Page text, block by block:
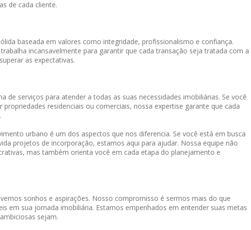
de cada cliente.
baseada em valores como integridade, profissionalismo e confiança.
incansavelmente para garantir que cada transação seja tratada com a
as expectativas.
de serviços para atender a todas as suas necessidades imobiliárias. Se você
residenciais ou comerciais, nossa expertise garante que cada
urbano é um dos aspectos que nos diferencia. Se você está em busca
projetos de incorporação, estamos aqui para ajudar. Nossa equipe não
mas também orienta você em cada etapa do planejamento e
sonhos e aspirações. Nosso compromisso é sermos mais do que
​​em sua jornada imobiliária. Estamos empenhados em entender suas metas
sejam.